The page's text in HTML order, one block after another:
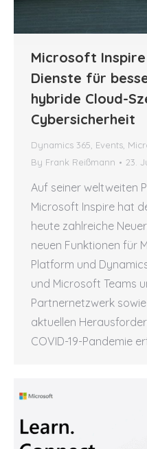
Microsoft Inspire
Dienste für
hybride Cloud-
Cybersicherheit
Dynamics 365 Events
By Frank Reißmann 23.
Auf seiner weltweiten
Microsoft Inspire hat
heute zahlreiche
neuen Funktionen für
Platform und
und Microsoft Teams
Partnernetzwerk
aktuellen
COVID-19-Pandemie